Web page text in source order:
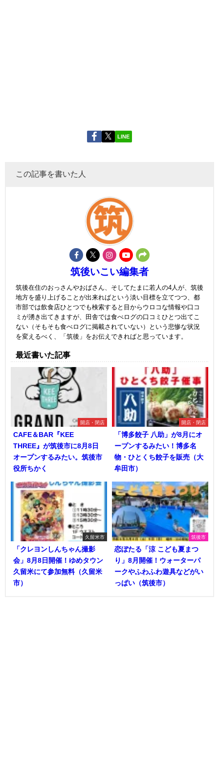
LINE
この記事を書いた人
筑後いこい編集者
筑後在住のおっさんやおばさん、そしてたまに若人の4人が、筑後
地方を盛り上げることが出来ればという淡い目標を立てつつ、都
市部では飲食店ひとつでも検索すると目からウロコな情報や口コ
ミが湧き出てきますが、田舎では食べログの口コミひとつ出てこ
ない（そもそも食べログに掲載されていない）という悲惨な状況
を変えるべく、「筑後」をお伝えできればと思っています。
最近書いた記事
開店・閉店
CAFE＆BAR『KEE
THREE』が筑後市に8月8日
オープンするみたい。筑後市
役所ちかく
開店・閉店
「博多餃子 八助」が8月にオ
ープンするみたい！博多名
物・ひとくち餃子を販売（大
牟田市）
久留米市
「クレヨンしんちゃん撮影
会」8月8日開催！ゆめタウン
久留米にて参加無料（久留米
市）
筑後市
恋ぼたる「涼 こども夏まつ
り」8月開催！ウォーターパ
ークやふわふわ遊具などがい
っぱい（筑後市）